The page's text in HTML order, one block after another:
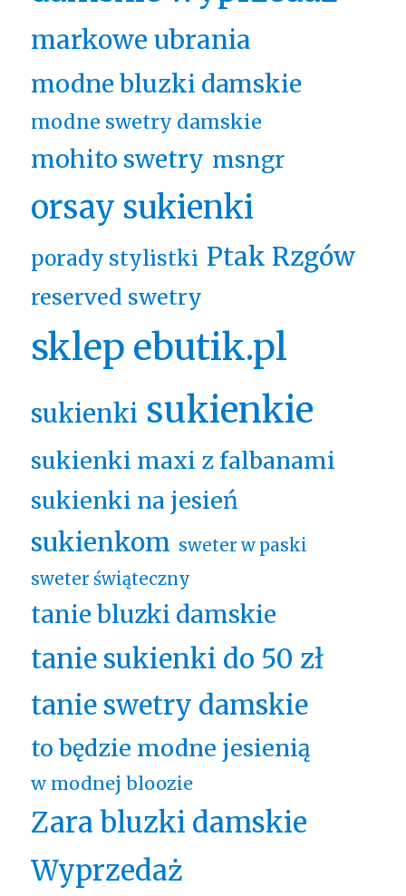
markowe ubrania
modne bluzki damskie
modne swetry damskie
mohito swetry msngr
orsay sukienki
porady stylistki Ptak Rzgów
reserved swetry
sklep ebutik.pl
sukienki sukienkie
sukienki maxi z falbanami
sukienki na jesień
sukienkom sweter w paski
sweter świąteczny
tanie bluzki damskie
tanie sukienki do 50 zł
tanie swetry damskie
to będzie modne jesienią
w modnej bloozie
Zara bluzki damskie
Wyprzedaż